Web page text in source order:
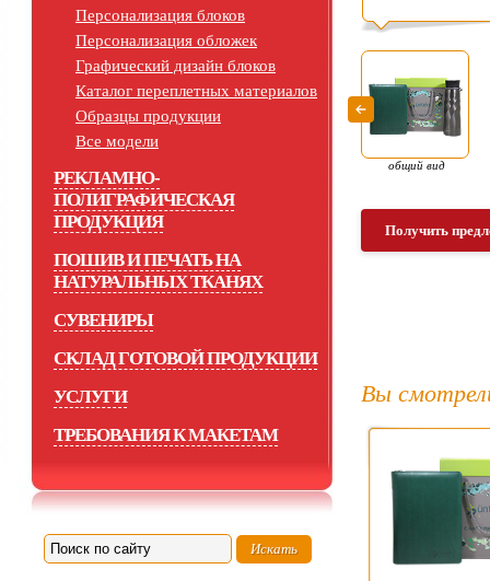
Персонализация блоков
Персонализация обложек
Графический дизайн блоков
Каталог переплетных материалов
Образцы продукции
Все модели
РЕКЛАМНО-
ПОЛИГРАФИЧЕСКАЯ
ПРОДУКЦИЯ
ПОШИВ И ПЕЧАТЬ НА
НАТУРАЛЬНЫХ ТКАНЯХ
СУВЕНИРЫ
СКЛАД ГОТОВОЙ ПРОДУКЦИИ
УСЛУГИ
ТРЕБОВАНИЯ К МАКЕТАМ
общий вид
Получить
Вы